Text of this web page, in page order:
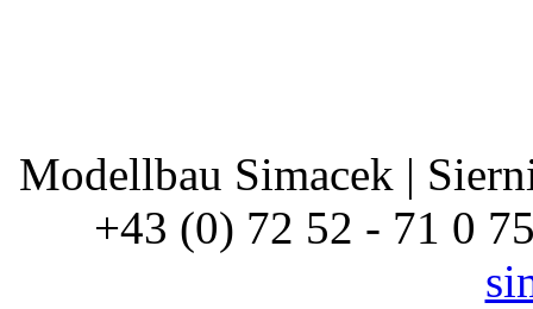
Modellbau Simacek |
+43 (0) 72 52 - 71 0